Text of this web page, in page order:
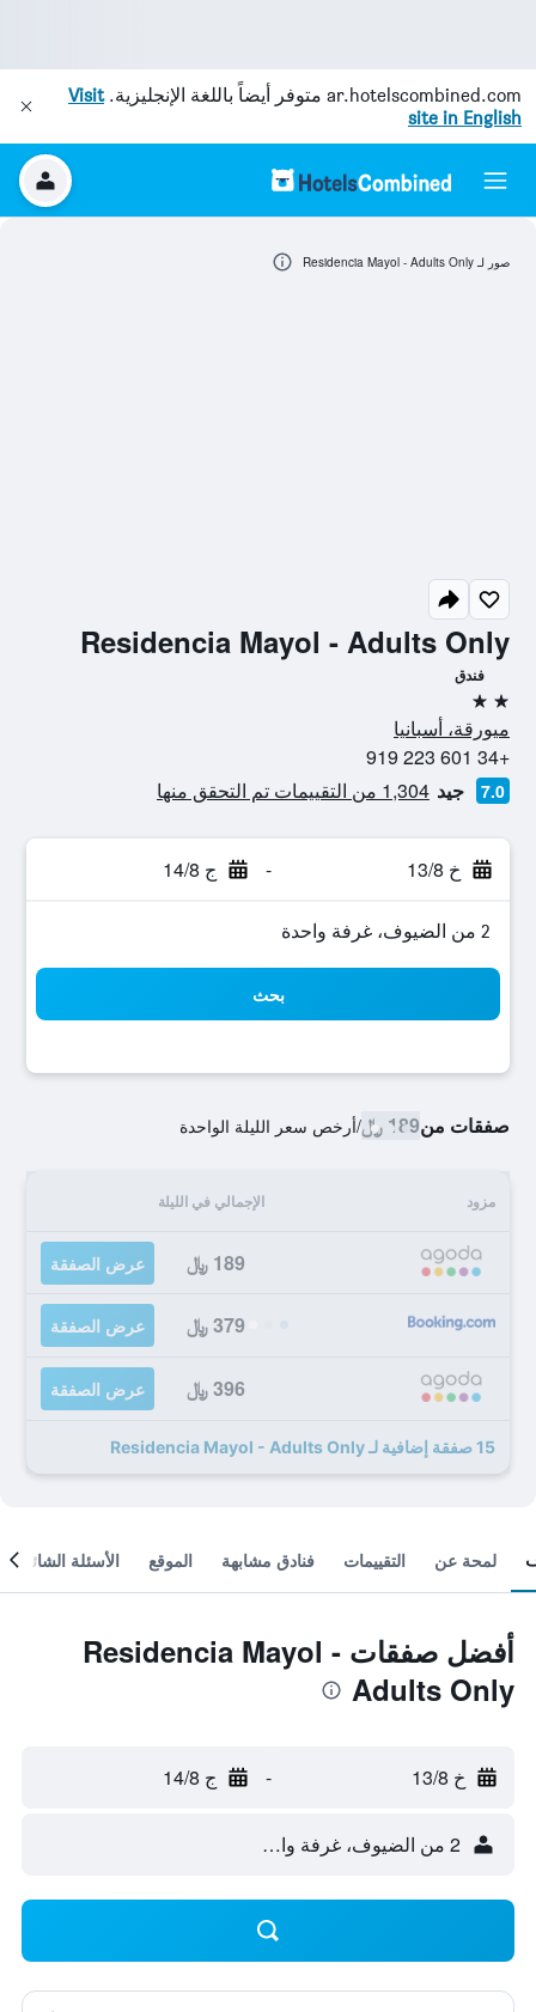
ar.hotelscombined.com متوفر أيضاً باللغة الإنجليزية.Visit
site in English
Residencia Mayol - Adults Only
فندق
2 نجمتين
ميورقة، أسبانيا
+34 601 223 919
7.0 جيد 1,304 من التقييمات تم التحقق منها
خ 13/8 - ج 14/8
2 من الضيوف، غرفة واحدة
بحث
صفقات من189 ﷼ /أرخص سعر الليلة الواحدة
مزود الإجمالي في الليلة
189 ﷼ عرض الصفقة
379 ﷼ عرض الصفقة
396 ﷼ عرض الصفقة
15 صفقة إضافية لـ Residencia Mayol - Adults Only
صور لـ Residencia Mayol - Adults Only
لمحة عن التقييمات فنادق مشابهة الموقع الأسئلة الشائعة
أفضل صفقات Residencia Mayol -
Adults Only
خ 13/8 - ج 14/8
2 من الضيوف، غرفة واحدة